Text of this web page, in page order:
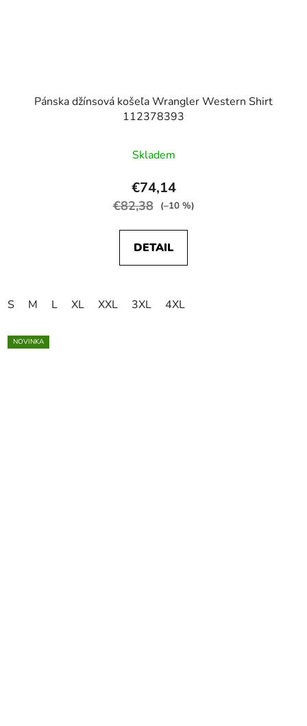
Pánska džínsová košeľa Wrangler Western Shirt
112378393
Skladem
€74,14
€82,38 (–10 %)
DETAIL
S M L XL XXL 3XL 4XL
NOVINKA